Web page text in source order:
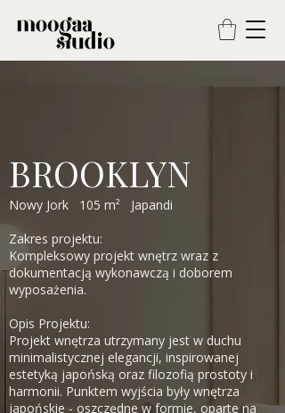
BROOKLYN
Nowy Jork 105 m² Japandi
Zakres projektu:
Kompleksowy projekt wnętrz wraz z
dokumentacją wykonawczą i doborem
wyposażenia.
Opis Projektu:
Projekt wnętrza utrzymany jest w duchu
minimalistycznej elegancji, inspirowanej
estetyką japońską oraz filozofią prostoty i
harmonii. Punktem wyjścia były wnętrza
japońskie - oszczędne w formie, oparte na